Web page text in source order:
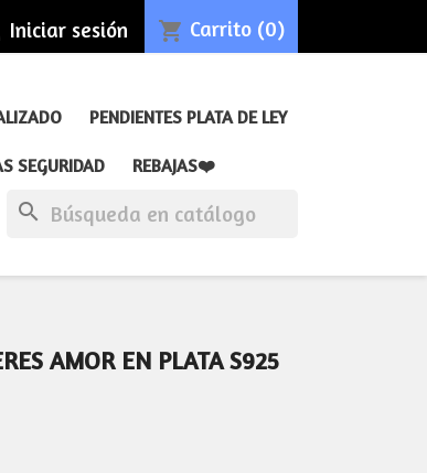
Iniciar sesión shopping_cart Carrito (0)
PENDIENTES PLATA DE LEY
SEGURIDAD REBAJAS❤️
search
AMOR EN PLATA S925